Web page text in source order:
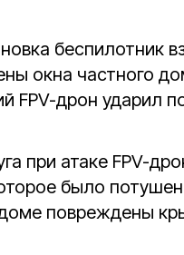
беспилотник
окна частного
FPV-дрон ударил
при атаке FPV-
было
повреждены